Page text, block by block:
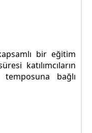
bir eğitim
katılımcıların
bağlı